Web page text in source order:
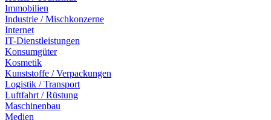
Immobilien
Industrie / Mischkonzerne
Internet
IT-Dienstleistungen
Konsumgüter
Kosmetik
Kunststoffe / Verpackungen
Logistik / Transport
Luftfahrt / Rüstung
Maschinenbau
Medien